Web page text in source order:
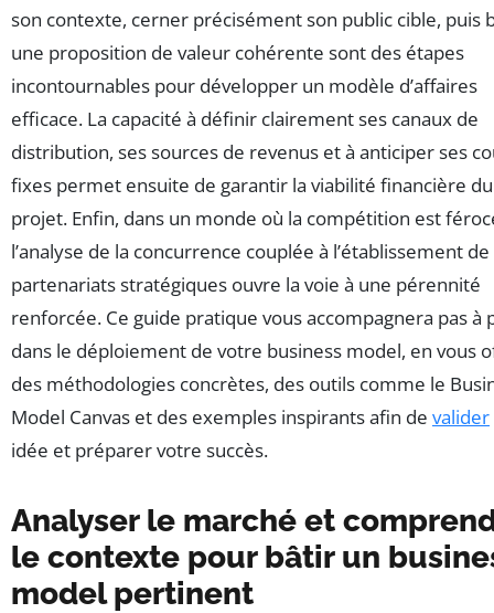
son contexte, cerner précisément son public cible, puis
une proposition de valeur cohérente sont des étapes
incontournables pour développer un modèle d’affaires
efficace. La capacité à définir clairement ses canaux de
distribution, ses sources de revenus et à anticiper ses
fixes permet ensuite de garantir la viabilité financière du
projet. Enfin, dans un monde où la compétition est
l’analyse de la concurrence couplée à l’établissement de
partenariats stratégiques ouvre la voie à une pérennité
renforcée. Ce guide pratique vous accompagnera pas à
dans le déploiement de votre business model, en vous
des méthodologies concrètes, des outils comme le
Model Canvas et des exemples inspirants afin de valider
idée et préparer votre succès.
Analyser le marché et
le contexte pour bâtir un
model pertinent